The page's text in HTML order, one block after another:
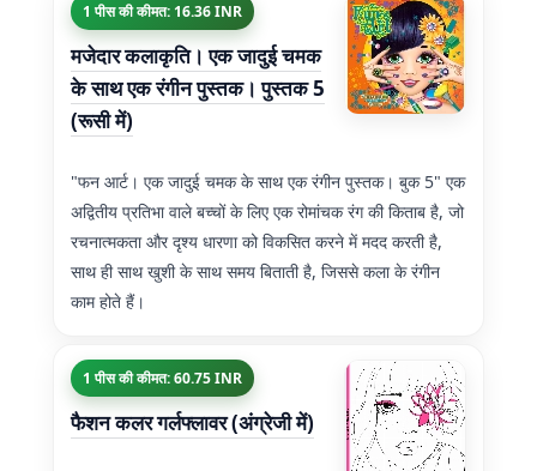
1 पीस की कीमत: 16.36 INR
मजेदार कलाकृति। एक जादुई चमक
के साथ एक रंगीन पुस्तक। पुस्तक 5
(रूसी में)
"फन आर्ट। एक जादुई चमक के साथ एक रंगीन पुस्तक। बुक 5" एक
अद्वितीय प्रतिभा वाले बच्चों के लिए एक रोमांचक रंग की किताब है, जो
रचनात्मकता और दृश्य धारणा को विकसित करने में मदद करती है,
साथ ही साथ खुशी के साथ समय बिताती है, जिससे कला के रंगीन
काम होते हैं।
1 पीस की कीमत: 60.75 INR
फैशन कलर गर्लफ्लावर (अंग्रेजी में)